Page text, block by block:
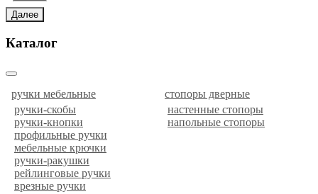
Далее
Каталог
ручки мебельные
ручки-скобы
ручки-кнопки
профильные ручки
мебельные крючки
ручки-ракушки
рейлинговые ручки
врезные ручки
стопоры дверные
настенные стопоры
напольные стопоры